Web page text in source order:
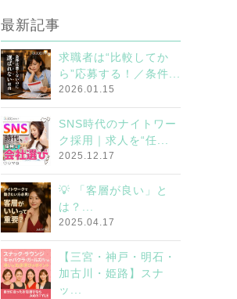
最新記事
求職者は“比較してか
ら”応募する！／条件...
2026.01.15
SNS時代のナイトワー
ク採用｜求人を“任...
2025.12.17
💡 「客層が良い」と
は？...
2025.04.17
【三宮・神戸・明石・
加古川・姫路】スナ
ッ...